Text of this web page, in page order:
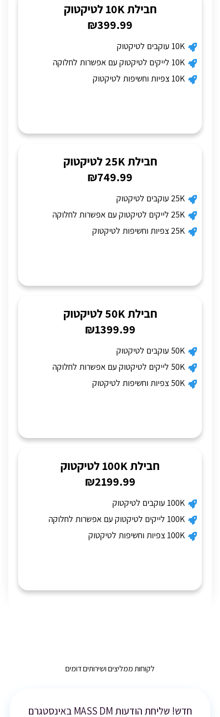
חבילת 10K לטיקטוק
₪399.99
10K עוקבים לטיקטוק
10K לייקים לטיקטוק עם אפשרות לחלוקה
10K צפיות וחשיפות לטיקטוק
חבילת 25K לטיקטוק
₪749.99
25K עוקבים לטיקטוק
25K לייקים לטיקטוק עם אפשרות לחלוקה
25K צפיות וחשיפות לטיקטוק
חבילת 50K לטיקטוק
₪1399.99
50K עוקבים לטיקטוק
50K לייקים לטיקטוק עם אפשרות לחלוקה
50K צפיות וחשיפות לטיקטוק
חבילת 100K לטיקטוק
₪2199.99
100K עוקבים לטיקטוק
100K לייקים לטיקטוק עם אפשרות לחלוקה
100K צפיות וחשיפות לטיקטוק
לקוחות ממליצים ושירותים דומים
חדש! שליחת הודעות MASS DM באינסטגרם